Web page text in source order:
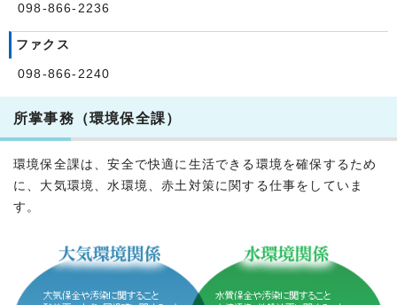
098-866-2236
ファクス
098-866-2240
所掌事務（環境保全課）
環境保全課は、安全で快適に生活できる環境を確保するため
に、大気環境、水環境、赤土対策に関する仕事をしていま
す。